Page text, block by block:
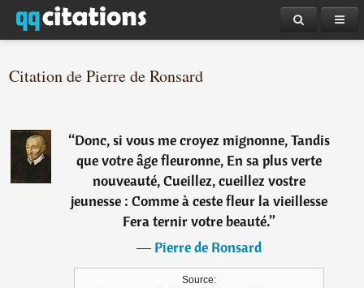
Citation de Pierre de Ronsard
“Donc, si vous me croyez mignonne, Tandis
que votre âge fleuronne, En sa plus verte
nouveauté, Cueillez, cueillez vostre
jeunesse : Comme à ceste fleur la vieillesse
Fera ternir votre beauté.”
―Pierre de Ronsard
Source: